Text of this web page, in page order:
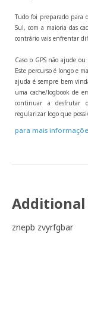
Tudo foi preparado para
Sul, com a maioria das
contrário vais enfrentar
Caso o GPS não ajude
Este percurso é longo e
ajuda é sempre bem
uma cache/logbook de
continuar a desfrutar
regularizar logo que
para mais
znepb zvyrfgbar